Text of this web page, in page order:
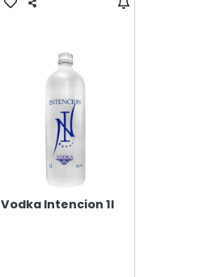
Vodka Intencion 1l